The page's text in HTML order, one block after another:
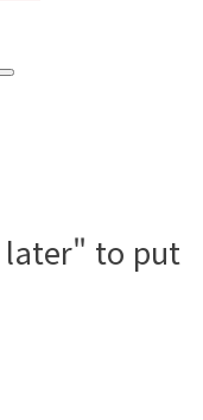
later" to put